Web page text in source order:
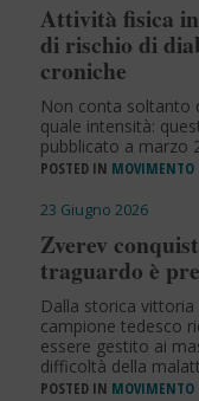
Attività fisica
di rischio di
croniche
Non conta soltanto
quale intensità:
pubblicato a marzo
POSTED IN MOVIMENTO
23 Giugno 2026
Zverev
traguardo è
Dalla storica vittoria
campione tedesco
essere gestito ai
difficoltà della
POSTED IN MOVIMENTO